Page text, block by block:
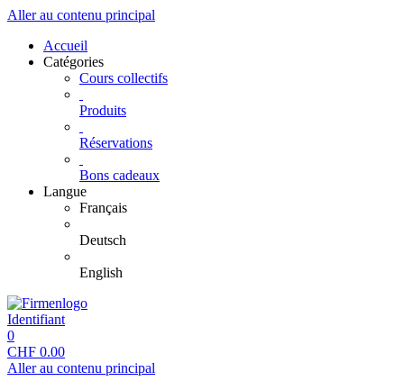
Aller au contenu principal
Accueil
Catégories
Cours collectifs
Produits
Réservations
Bons cadeaux
Langue
Français
Deutsch
English
Identifiant
0
CHF 0.00
Aller au contenu principal